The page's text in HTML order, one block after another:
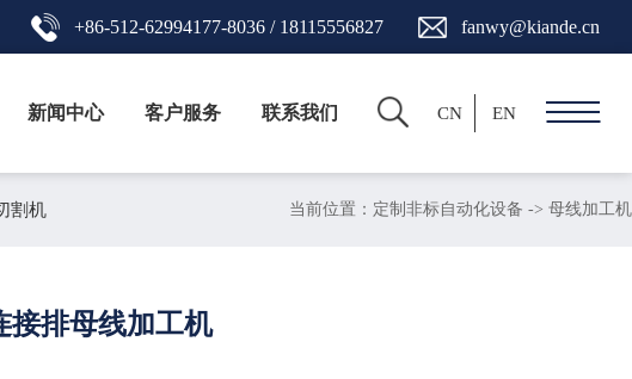
+86-512-62994177-8036 / 18115556827 fanwy@kiande.cn
新闻中心 客户服务 联系我们 CN EN
当前位置： 定制非标自动化设备 -> 母线加工机
割机
接排母线加工机